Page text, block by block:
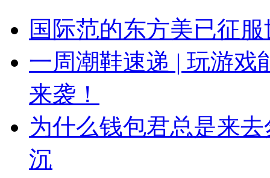
国际范的东方美已征
一周潮鞋速递 | 玩游戏
来袭！
为什么钱包君总是来
沉